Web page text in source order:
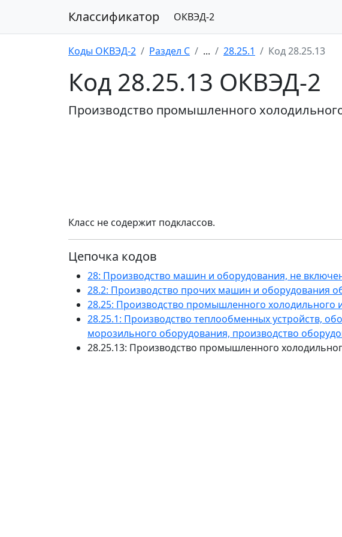
Классификатор ОКВЭД-2
Коды ОКВЭД-2 Раздел C ... 28.25.1 Код 28.25.13
Код 28.25.13 ОКВЭД-2
Производство промышленного
Класс не содержит подклассов.
Цепочка кодов
28: Производство машин и оборудования, не
28.2: Производство прочих машин и оборудования
28.25: Производство промышленного холодильного
28.25.1: Производство теплообменных устройств,
морозильного оборудования, производство
28.25.13: Производство промышленного